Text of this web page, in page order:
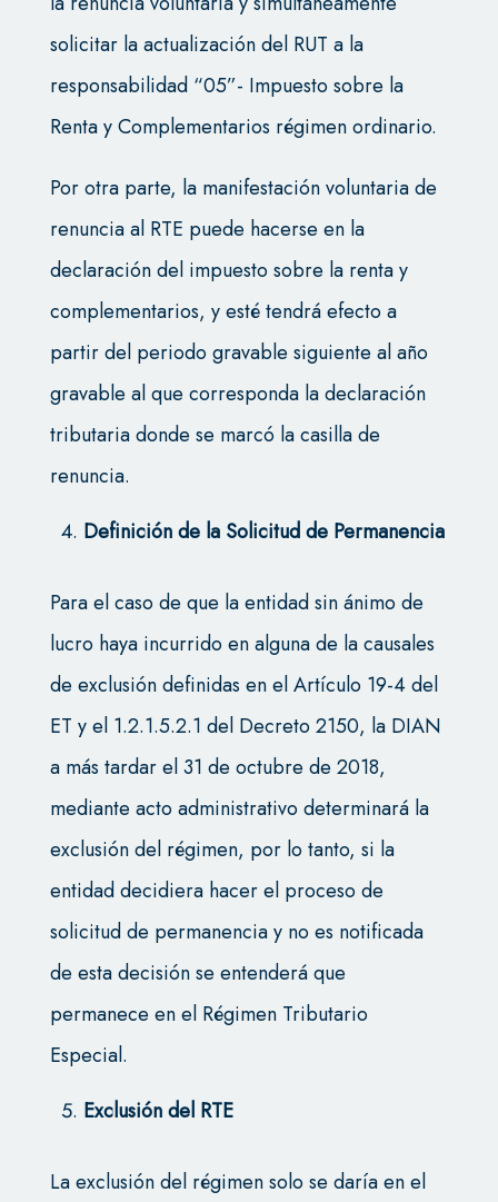
solicitar la actualización del RUT a la
responsabilidad “05”- Impuesto sobre la
Renta y Complementarios régimen ordinario.
Por otra parte, la manifestación voluntaria de
renuncia al RTE puede hacerse en la
declaración del impuesto sobre la renta y
complementarios, y esté tendrá efecto a
partir del periodo gravable siguiente al año
gravable al que corresponda la declaración
tributaria donde se marcó la casilla de
renuncia.
Definición de la Solicitud de Permanencia
Para el caso de que la entidad sin ánimo de
lucro haya incurrido en alguna de la causales
de exclusión definidas en el Artículo 19-4 del
ET y el 1.2.1.5.2.1 del Decreto 2150, la DIAN
a más tardar el 31 de octubre de 2018,
mediante acto administrativo determinará la
exclusión del régimen, por lo tanto, si la
entidad decidiera hacer el proceso de
solicitud de permanencia y no es notificada
de esta decisión se entenderá que
permanece en el Régimen Tributario
Especial.
Exclusión del RTE
La exclusión del régimen solo se daría en el